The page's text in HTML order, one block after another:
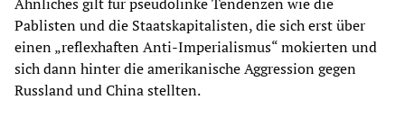
Ähnliches gilt für pseudolinke Tendenzen wie die
Pablisten und die Staatskapitalisten, die sich erst über
einen „reflexhaften Anti-Imperialismus“ mokierten und
sich dann hinter die amerikanische Aggression gegen
Russland und China stellten.